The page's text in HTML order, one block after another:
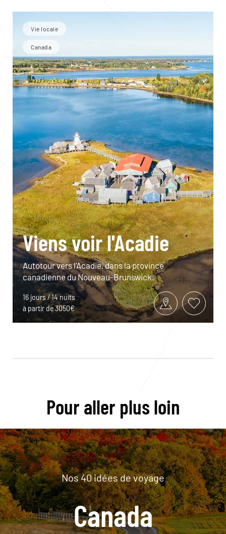
Vie locale
Canada
Viens voir l'Acadie
Autotour vers l’Acadie, dans la province
canadienne du Nouveau-Brunswick.
16 jours / 14 nuits
à partir de 3050€
Pour aller plus loin
Nos 40 idées de voyage
Canada